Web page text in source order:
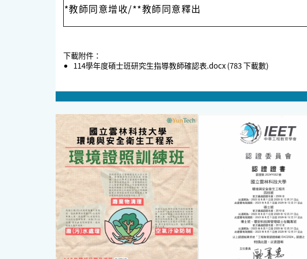
*教師同意增收/**教師同意釋出
下載附件：
114學年度碩士班研究生指導教師確認表.docx (783 下載數)